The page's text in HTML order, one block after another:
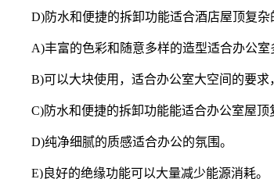
D)防水和便捷的拆卸功能适合酒店屋顶复杂
A)丰富的色彩和随意多样的造型适合办公室
B)可以大块使用，适合办公室大空间的要求
C)防水和便捷的拆卸功能能适合办公室屋顶
D)纯净细腻的质感适合办公的氛围。
E)良好的绝缘功能可以大量减少能源消耗。